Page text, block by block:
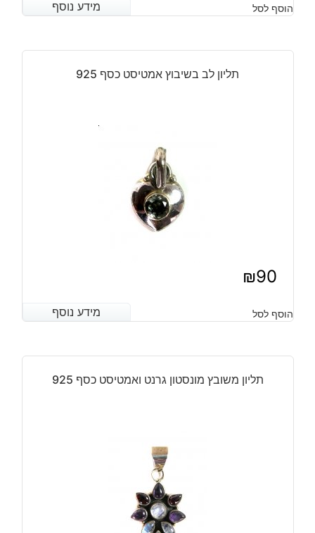
המקורי
היה:
₪110.
הנוכחי
הוא:
מידע נוסף הוסף לסל מידע נוסף
תליון לב בשיבוץ אמטיסט כסף 925
₪90
מידע נוסף הוסף לסל מידע נוסף
תליון משובץ מונסטון גרנט ואמטיסט כסף 925